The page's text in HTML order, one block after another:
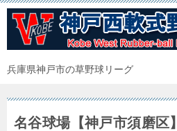
兵庫県神戸市の草野球リーグ
名谷球場【神戸市須磨区】